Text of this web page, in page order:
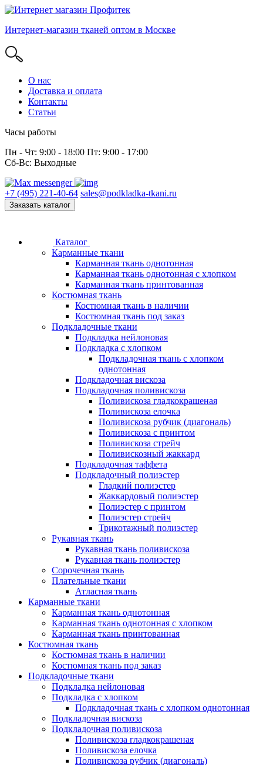
Интернет-магазин тканей оптом в Москве
О нас
Доставка и оплата
Контакты
Статьи
Часы работы
Пн - Чт: 9:00 - 18:00 Пт: 9:00 - 17:00
Сб-Вс: Выходные
+7 (495) 221-40-64 sales@podkladka-tkani.ru
Заказать каталог
Каталог
Карманные ткани
Карманная ткань однотонная
Карманная ткань однотонная с хлопком
Карманная ткань принтованная
Костюмная ткань
Костюмная ткань в наличии
Костюмная ткань под заказ
Подкладочные ткани
Подкладка нейлоновая
Подкладка с хлопком
Подкладочная ткань с хлопком
однотонная
Подкладочная вискоза
Подкладочная поливискоза
Поливискоза гладкокрашеная
Поливискоза елочка
Поливискоза рубчик (диагональ)
Поливискоза с принтом
Поливискоза стрейч
Поливискозный жаккард
Подкладочная таффета
Подкладочный полиэстер
Гладкий полиэстер
Жаккардовый полиэстер
Полиэстер с принтом
Полиэстер стрейч
Трикотажный полиэстер
Рукавная ткань
Рукавная ткань поливискоза
Рукавная ткань полиэстер
Сорочечная ткань
Плательные ткани
Атласная ткань
Карманные ткани
Карманная ткань однотонная
Карманная ткань однотонная с хлопком
Карманная ткань принтованная
Костюмная ткань
Костюмная ткань в наличии
Костюмная ткань под заказ
Подкладочные ткани
Подкладка нейлоновая
Подкладка с хлопком
Подкладочная ткань с хлопком однотонная
Подкладочная вискоза
Подкладочная поливискоза
Поливискоза гладкокрашеная
Поливискоза елочка
Поливискоза рубчик (диагональ)